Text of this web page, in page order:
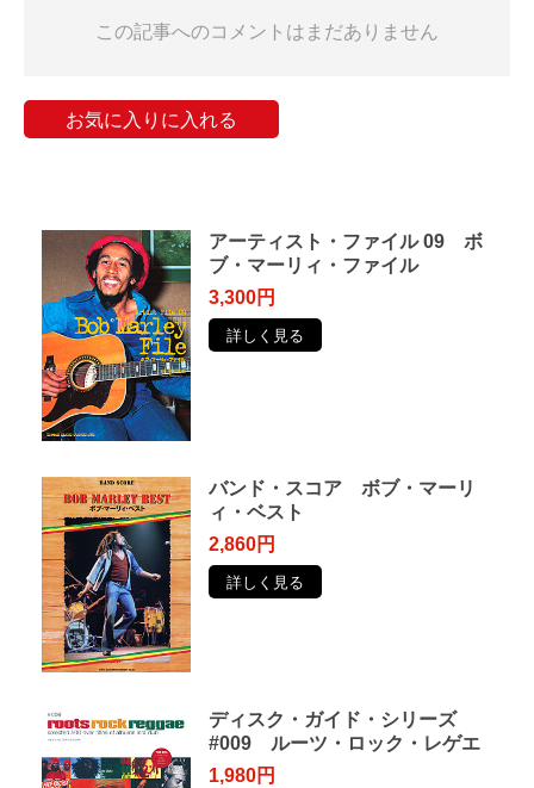
この記事へのコメントはまだありません
お気に入りに入れる
アーティスト・ファイル 09 ボ
ブ・マーリィ・ファイル
3,300円
詳しく見る
バンド・スコア ボブ・マーリ
ィ・ベスト
2,860円
詳しく見る
ディスク・ガイド・シリーズ
#009 ルーツ・ロック・レゲエ
1,980円